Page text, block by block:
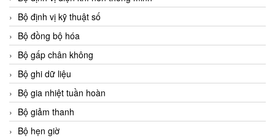
Bộ định vị kỹ thuật số
Bộ đồng bộ hóa
Bộ gấp chân không
Bộ ghi dữ liệu
Bộ gia nhiệt tuần hoàn
Bộ giảm thanh
Bộ hẹn giờ